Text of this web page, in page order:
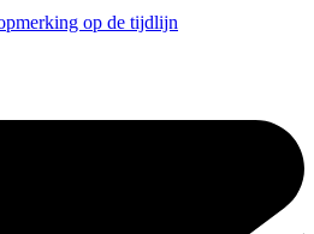
op de tijdlijn